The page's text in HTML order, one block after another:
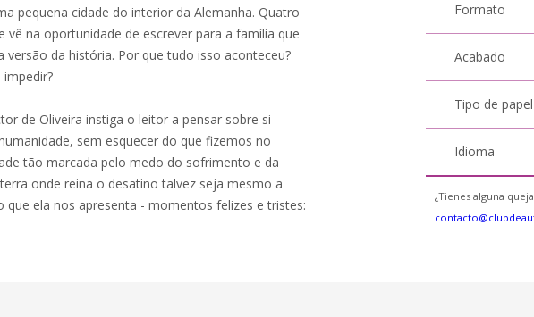
pequena cidade do interior da Alemanha. Quatro
vê na oportunidade de escrever para a família que
versão da história. Por que tudo isso aconteceu?
de Oliveira instiga o leitor a pensar sobre si
sem esquecer do que fizemos no
tão marcada pelo medo do sofrimento e da
onde reina o desatino talvez seja mesmo a
que ela nos apresenta - momentos felizes e tristes:
Formato
Acabado
Tipo de papel
Idioma
¿Tienes alguna